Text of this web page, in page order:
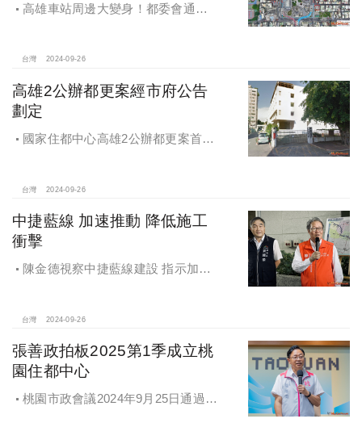
高雄車站周邊大變身！都委會通過
台灣 2024-09-26
高雄2公辦都更案經市府公告
劃定
國家住都中心高雄2公辦都更案首度
台灣 2024-09-26
中捷藍線 加速推動 降低施工
衝擊
陳金德視察中捷藍線建設 指示加速
台灣 2024-09-26
張善政拍板2025第1季成立桃
園住都中心
桃園市政會議2024年9月25日通過